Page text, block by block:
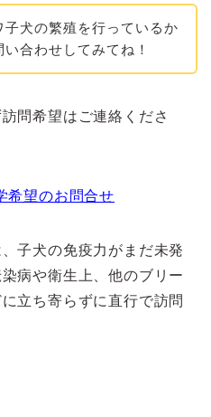
子犬の繁殖を行っているか
合わせしてみてね！
問希望はご連絡くださ
希望のお問合せ
子犬の免疫力がまだ未発
病や衛生上、他のブリー
立ち寄らずに直行で訪問